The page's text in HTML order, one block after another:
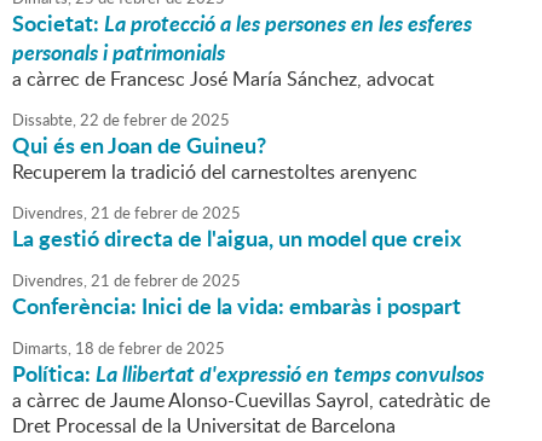
Societat:La protecció a les persones en les esferes
personals i patrimonials
a càrrec de Francesc José María Sánchez, advocat
Dissabte,22 defebrerde2025
Qui és en Joan de Guineu?
Recuperem la tradició del carnestoltes arenyenc
Divendres,21 defebrerde2025
La gestió directa de l'aigua, un model que creix
Divendres,21 defebrerde2025
Conferència: Inici de la vida: embaràs i pospart
Dimarts, 18 defebrerde2025
Política:La llibertat d'expressió en temps convulsos
a càrrec de Jaume Alonso-Cuevillas Sayrol, catedràtic de
Dret Processal de la Universitat de Barcelona